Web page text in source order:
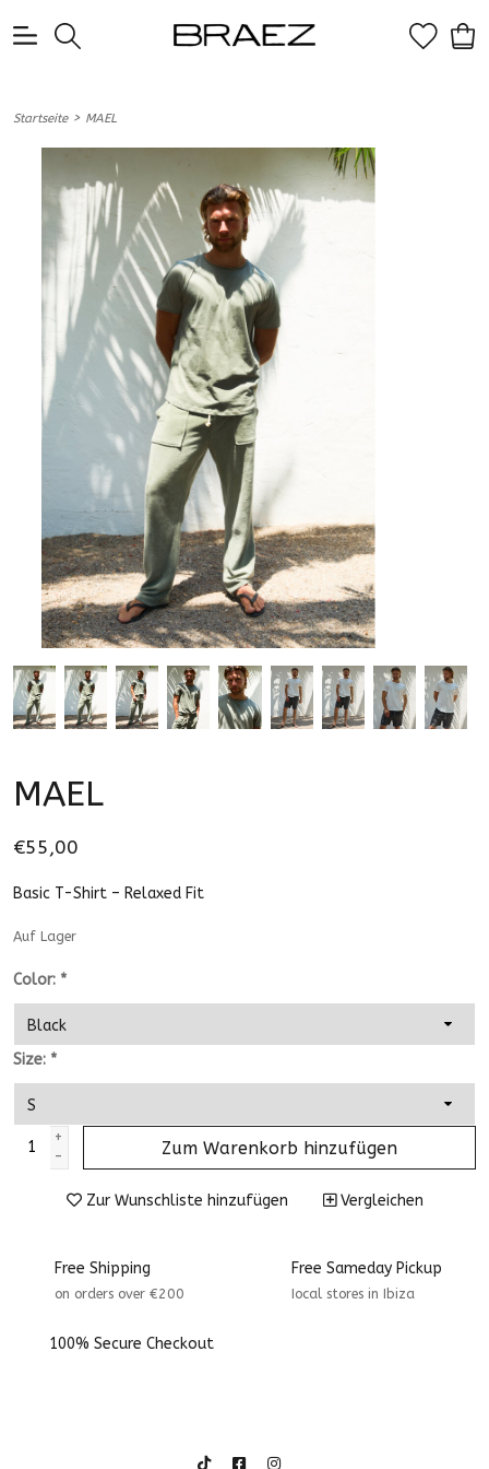
Startseite> MAEL
MAEL
€55,00
Basic T-Shirt – Relaxed Fit
Auf Lager
Color: *
Size: *
+
-
Zum Warenkorb hinzufügen
Zur Wunschliste hinzufügen Vergleichen
Free Shipping
on orders over €200
Free Sameday Pickup
Iocal stores in Ibiza
100% Secure Checkout